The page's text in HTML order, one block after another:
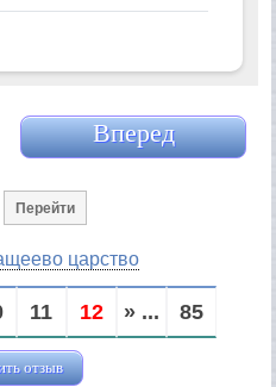
Вперед
царство
11 12 » ... 85
отзыв